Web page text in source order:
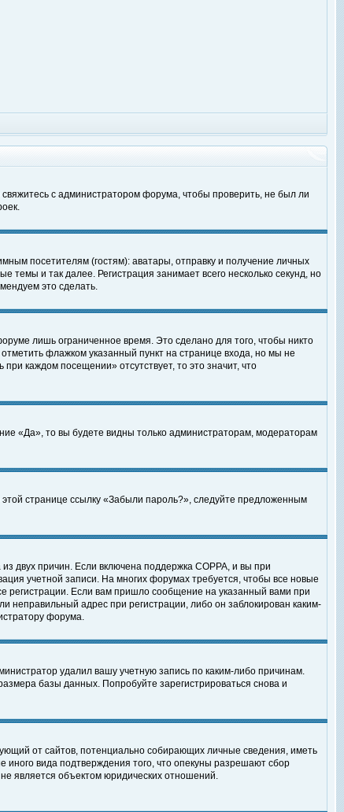
с администратором форума, чтобы проверить, не был ли
посетителям (гостям): аватары, отправку и получение личных
и так далее. Регистрация занимает всего несколько секунд, но
это сделать.
лишь ограниченное время. Это сделано для того, чтобы никто
флажком указанный пункт на странице входа, но мы не
каждом посещении» отсутствует, то это значит, что
«Да», то вы будете видны только администраторам, модераторам
странице ссылку «Забыли пароль?», следуйте предложенным
двух причин. Если включена поддержка COPPA, и вы при
учетной записи. На многих форумах требуется, чтобы все новые
регистрации. Если вам пришло сообщение на указанный вами при
неправильный адрес при регистрации, либо он заблокирован каким-
форума.
удалил вашу учетную запись по каким-либо причинам.
базы данных. Попробуйте зарегистрироваться снова и
от сайтов, потенциально собирающих личные сведения, иметь
иного вида подтверждения того, что опекуны разрешают сбор
является объектом юридических отношений.